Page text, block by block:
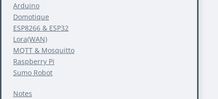
Arduino
Domotique
ESP8266 & ESP32
Lora(WAN)
MQTT & Mosquitto
Raspberry Pi
Sumo Robot
Notes